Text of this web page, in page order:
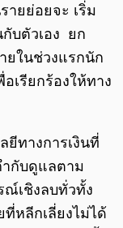
ายย่อยจะ เริ่ม
กับตัวเอง ยก
ยในช่วงแรกนัก
เรียกร้องให้ทาง
ยีทางการเงินที่
ำกับดูแลตาม
ณ์เชิงลบทั่วทั้ง
หลีกเลี่ยงไม่ได้